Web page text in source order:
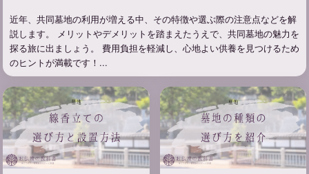
近年、共同墓地の利用が増える中、その特徴や選ぶ際の注意点などを解
説します。 メリットやデメリットを踏まえたうえで、共同墓地の魅力を
探る旅に出ましょう。 費用負担を軽減し、心地よい供養を見つけるため
のヒントが満載です！...